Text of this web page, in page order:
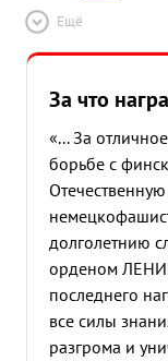
Ещё
За что
«... За
борьбе с
долголетнию
орденом
последнего
все силы
разгрома и